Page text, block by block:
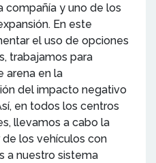
compañía y uno de los
En este
el uso de opciones
trabajamos para
arena en la
del impacto negativo
en todos los centros
llevamos a cabo la
los vehículos con
a nuestro sistema